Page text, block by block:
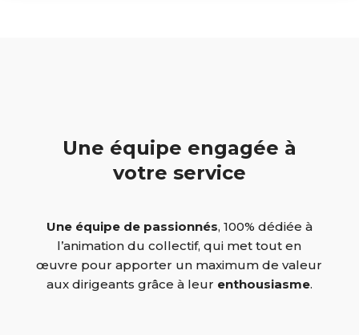
Une équipe engagée à
votre service
Une équipe de passionnés, 100% dédiée à
l’animation du collectif, qui met tout en
œuvre pour apporter un maximum de valeur
aux dirigeants grâce à leur enthousiasme.